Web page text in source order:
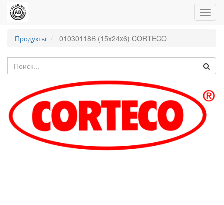
Продукты
01030118B (15x24x6) CORTECO